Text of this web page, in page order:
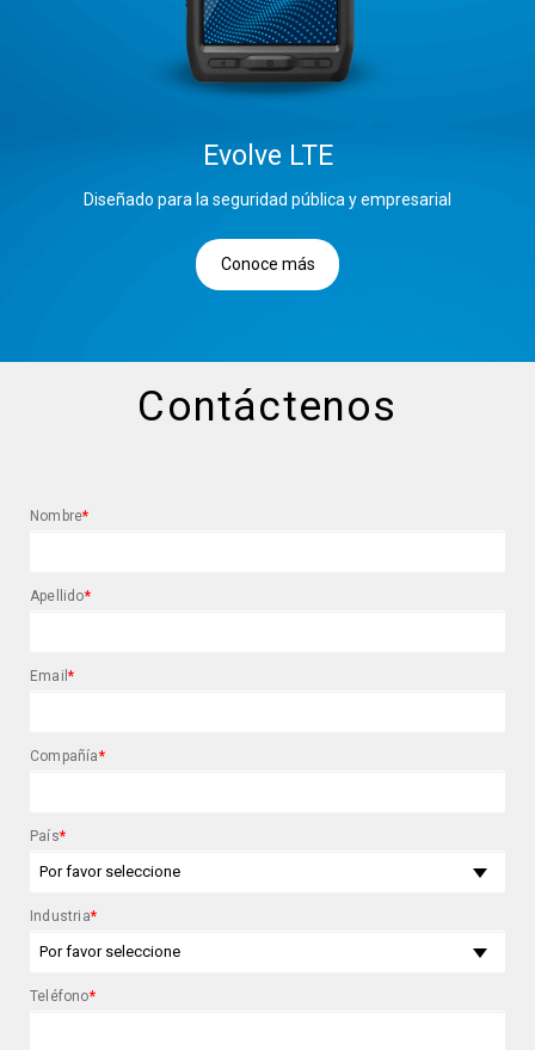
Evolve LTE
Diseñado para la seguridad pública y empresarial
Conoce más
Contáctenos
Nombre*
Apellido*
Email *
Compañía*
País*
Industria*
Teléfono*